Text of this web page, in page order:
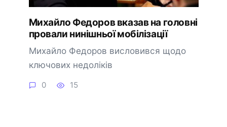
Михайло Федоров вказав на головні
провали нинішньої мобілізації
Михайло Федоров висловився щодо
ключових недоліків
0 15